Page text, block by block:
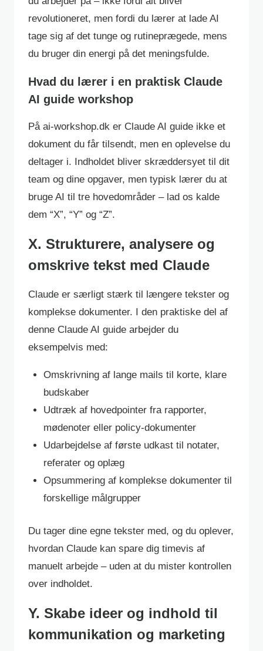
revolutioneret, men fordi du lærer at lade AI
tage sig af det tunge og rutineprægede, mens
du bruger din energi på det meningsfulde.
Hvad du lærer i en praktisk Claude
AI guide workshop
På ai-workshop.dk er Claude AI guide ikke et
dokument du får tilsendt, men en oplevelse du
deltager i. Indholdet bliver skræddersyet til dit
team og dine opgaver, men typisk lærer du at
bruge AI til tre hovedområder – lad os kalde
dem “X”, “Y” og “Z”.
X. Strukturere, analysere og
omskrive tekst med Claude
Claude er særligt stærk til længere tekster og
komplekse dokumenter. I den praktiske del af
denne Claude AI guide arbejder du
eksempelvis med:
Omskrivning af lange mails til korte, klare
budskaber
Udtræk af hovedpointer fra rapporter,
mødenoter eller policy-dokumenter
Udarbejdelse af første udkast til notater,
referater og oplæg
Opsummering af komplekse dokumenter til
forskellige målgrupper
Du tager dine egne tekster med, og du oplever,
hvordan Claude kan spare dig timevis af
manuelt arbejde – uden at du mister kontrollen
over indholdet.
Y. Skabe ideer og indhold til
kommunikation og marketing